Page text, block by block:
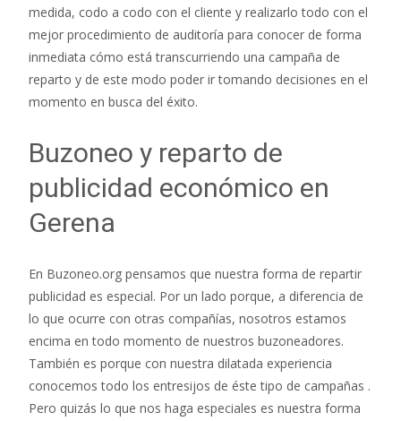
medida, codo a codo con el cliente y realizarlo todo con el
mejor procedimiento de auditoría para conocer de forma
inmediata cómo está transcurriendo una campaña de
reparto y de este modo poder ir tomando decisiones en el
momento en busca del éxito.
Buzoneo y reparto de
publicidad económico en
Gerena
En Buzoneo.org pensamos que nuestra forma de repartir
publicidad es especial. Por un lado porque, a diferencia de
lo que ocurre con otras compañías, nosotros estamos
encima en todo momento de nuestros buzoneadores.
También es porque con nuestra dilatada experiencia
conocemos todo los entresijos de éste tipo de campañas .
Pero quizás lo que nos haga especiales es nuestra forma